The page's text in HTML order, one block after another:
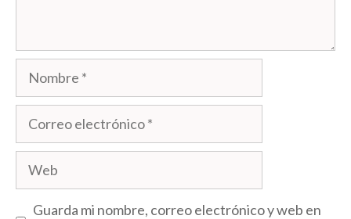
Nombre
Correo
electrónico
Web
Guarda mi nombre, correo electrónico y web en